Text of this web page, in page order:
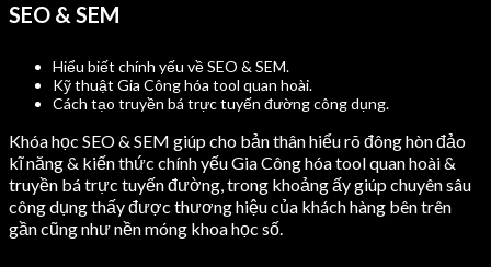
SEO & SEM
Hiểu biết chính yếu về SEO & SEM.
Kỹ thuật Gia Công hóa tool quan hoài.
Cách tạo truyền bá trực tuyến đường công dụng.
Khóa học SEO & SEM giúp cho bản thân hiểu rõ đông hòn đảo
kĩ năng & kiến thức chính yếu Gia Công hóa tool quan hoài &
truyền bá trực tuyến đường, trong khoảng ấy giúp chuyên sâu
công dụng thấy được thương hiệu của khách hàng bên trên
gần cũng như nền móng khoa học số.